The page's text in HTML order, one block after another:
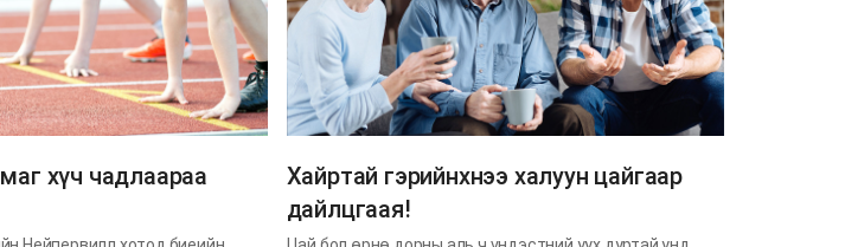
хүч чадлаараа
Хайртай гэрийнхнээ халуун цайгаар
дайлцгаая!